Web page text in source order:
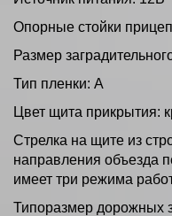
Опорные стойки
Размер
Тип пленки: А
Цвет щита прикрытия:
Стрелка на щите из
направления объезда
имеет три режима
Типоразмер дорожных